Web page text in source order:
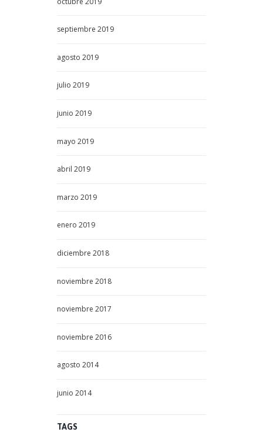
septiembre 2019
agosto 2019
julio 2019
junio 2019
mayo 2019
abril 2019
marzo 2019
enero 2019
diciembre 2018
noviembre 2018
noviembre 2017
noviembre 2016
agosto 2014
junio 2014
TAGS